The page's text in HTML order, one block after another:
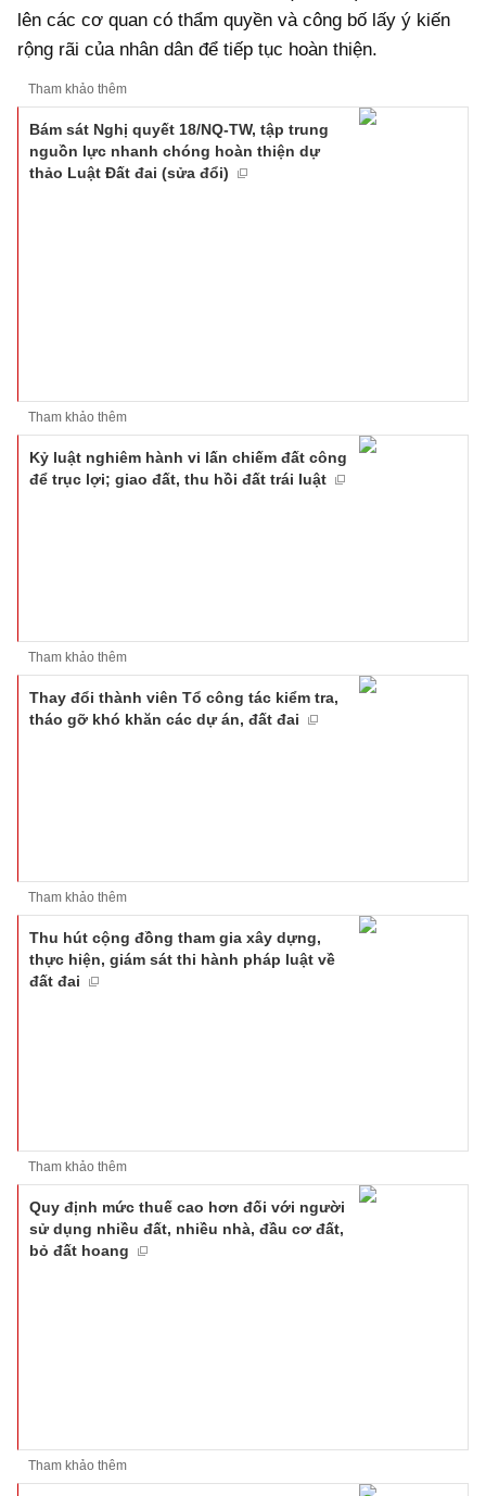
lên các cơ quan có thẩm quyền và công bố lấy ý kiến
rộng rãi của nhân dân để tiếp tục hoàn thiện.
Tham khảo thêm
Bám sát Nghị quyết 18/NQ-TW, tập trung
nguồn lực nhanh chóng hoàn thiện dự
thảo Luật Đất đai (sửa đổi)
Tham khảo thêm
Kỷ luật nghiêm hành vi lấn chiếm đất công
để trục lợi; giao đất, thu hồi đất trái luật
Tham khảo thêm
Thay đổi thành viên Tổ công tác kiểm tra,
tháo gỡ khó khăn các dự án, đất đai
Tham khảo thêm
Thu hút cộng đồng tham gia xây dựng,
thực hiện, giám sát thi hành pháp luật về
đất đai
Tham khảo thêm
Quy định mức thuế cao hơn đối với người
sử dụng nhiều đất, nhiều nhà, đầu cơ đất,
bỏ đất hoang
Tham khảo thêm